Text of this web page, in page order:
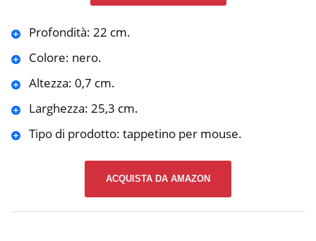
Profondità: 22 cm.
Colore: nero.
Altezza: 0,7 cm.
Larghezza: 25,3 cm.
Tipo di prodotto: tappetino per mouse.
ACQUISTA DA AMAZON